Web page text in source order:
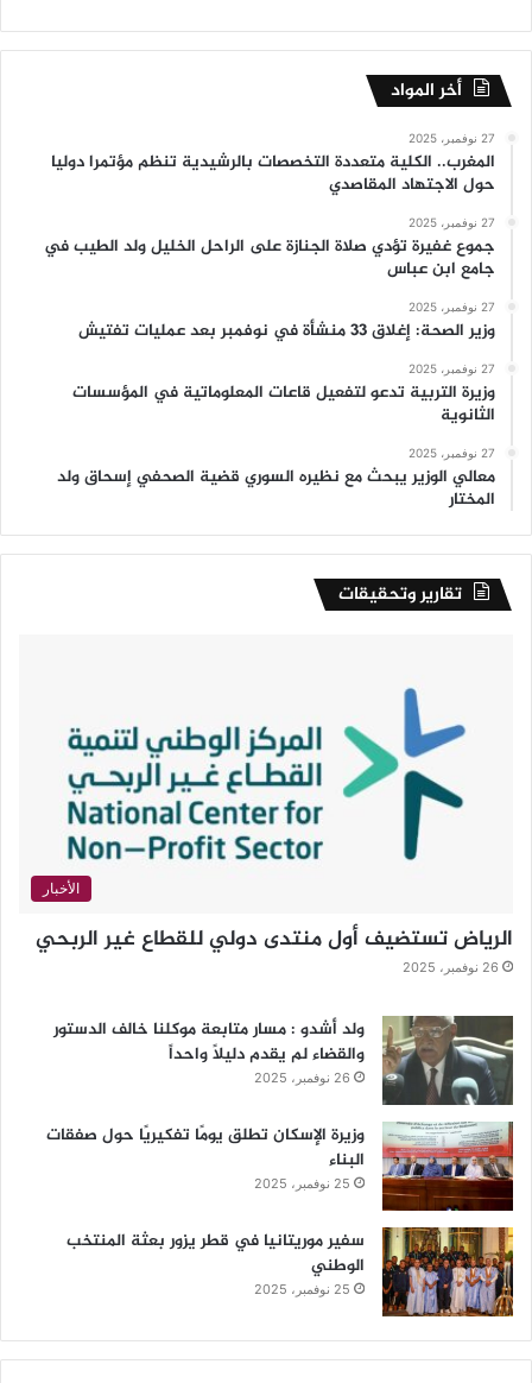
أخر المواد
27 نوفمبر، 2025
المغرب.. الكلية متعددة التخصصات بالرشيدية تنظم مؤتمرا دوليا
حول الاجتهاد المقاصدي
27 نوفمبر، 2025
جموع غفيرة تؤدي صلاة الجنازة على الراحل الخليل ولد الطيب في
جامع ابن عباس
27 نوفمبر، 2025
وزير الصحة: إغلاق 33 منشأة في نوفمبر بعد عمليات تفتيش
27 نوفمبر، 2025
وزيرة التربية تدعو لتفعيل قاعات المعلوماتية في المؤسسات
الثانوية
27 نوفمبر، 2025
معالي الوزير يبحث مع نظيره السوري قضية الصحفي إسحاق ولد
المختار
تقارير وتحقيقات
الأخبار
الرياض تستضيف أول منتدى دولي للقطاع غير الربحي
26 نوفمبر، 2025
ولد أشدو : مسار متابعة موكلنا خالف الدستور
والقضاء لم يقدم دليلاً واحداً
26 نوفمبر، 2025
وزيرة الإسكان تطلق يومًا تفكيريًا حول صفقات
البناء
25 نوفمبر، 2025
سفير موريتانيا في قطر يزور بعثة المنتخب
الوطني
25 نوفمبر، 2025